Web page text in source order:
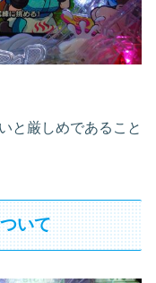
と厳しめであること
いて